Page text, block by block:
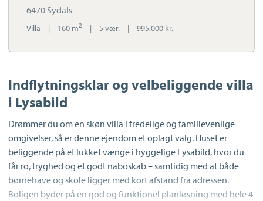
6470 Sydals
Villa | 160 m2 | 5 vær. | 995.000 kr.
Indflytningsklar og velbeliggende villa
i Lysabild
Drømmer du om en skøn villa i fredelige og familievenlige
omgivelser, så er denne ejendom et oplagt valg. Huset er
beliggende på et lukket vænge i hyggelige Lysabild, hvor du
får ro, tryghed og et godt naboskab – samtidig med at både
børnehave og skole ligger med kort afstand fra adressen.
Boligen byder på en god og funktionel planløsning med hele 4